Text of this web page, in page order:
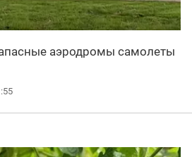
аэродромы самолеты